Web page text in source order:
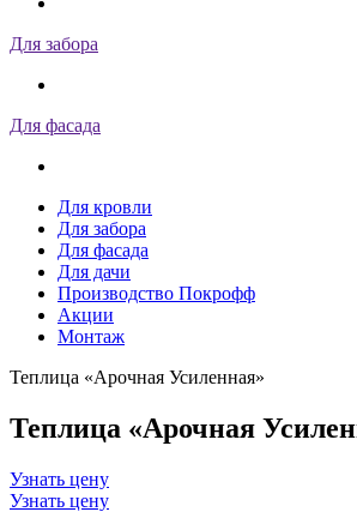
Для забора
Для фасада
Для кровли
Для забора
Для фасада
Для дачи
Производство Покрофф
Акции
Монтаж
Теплица «Арочная Усиленная»
Теплица «Арочная
Узнать цену
Узнать цену